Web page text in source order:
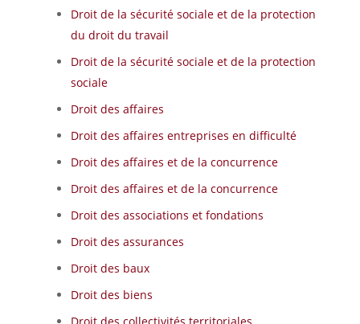
Droit de la sécurité sociale et de la protection
du droit du travail
Droit de la sécurité sociale et de la protection
sociale
Droit des affaires
Droit des affaires entreprises en difficulté
Droit des affaires et de la concurrence
Droit des affaires et de la concurrence
Droit des associations et fondations
Droit des assurances
Droit des baux
Droit des biens
Droit des collectivités territoriales